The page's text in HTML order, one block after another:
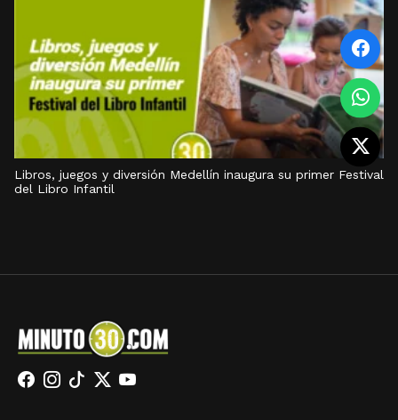
Libros, juegos y diversión Medellín inaugura su primer Festival
del Libro Infantil